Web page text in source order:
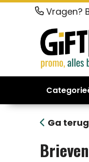
Vragen?
Ga terug